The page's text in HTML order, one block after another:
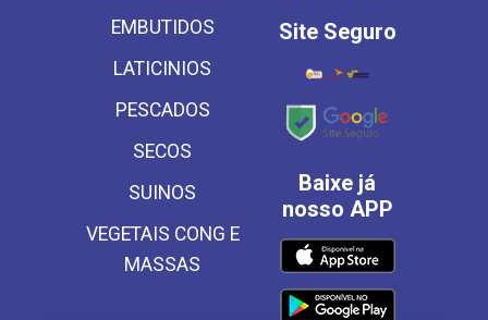
EMBUTIDOS
LATICINIOS
PESCADOS
SECOS
SUINOS
VEGETAIS CONG E
MASSAS
Site Seguro
Baixe já
nosso APP